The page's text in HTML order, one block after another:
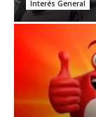
Interés General